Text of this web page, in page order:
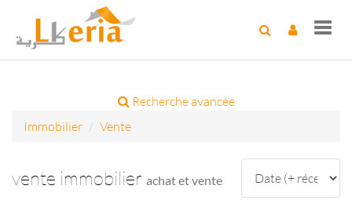
Recherche avancée
Immobilier
Vente
vente immobilier achat et vente